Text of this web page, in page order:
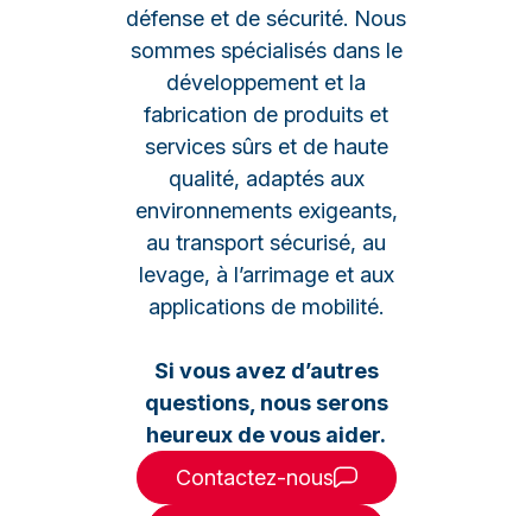
défense et de sécurité. Nous
sommes spécialisés dans le
développement et la
fabrication de produits et
services sûrs et de haute
qualité, adaptés aux
environnements exigeants,
au transport sécurisé, au
levage, à l’arrimage et aux
applications de mobilité.
Si vous avez d’autres
questions, nous serons
heureux de vous aider.
Contactez-nous